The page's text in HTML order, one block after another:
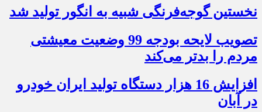
نخستین گوجه‌فرنگی شبیه به انگور تولید شد
تصویب لایحه بودجه 99 وضعیت معیشتی
مردم را بدتر می‌کند
افزایش 16 هزار دستگاه تولید ایران خودرو
در آبان